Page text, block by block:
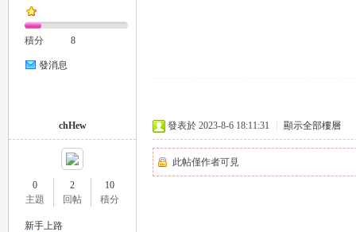
積分 8
發消息
chHew
0
主題
2
回帖
10
積分
新手上路
發表於 2023-8-6 18:11:31 顯示全部樓層
此帖僅作者可見